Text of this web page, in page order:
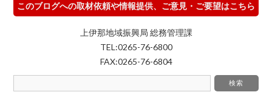
このブログへの取材依頼や情報提供、ご意見・ご要望はこちら
上伊那地域振興局 総務管理課
TEL:0265-76-6800
FAX:0265-76-6804